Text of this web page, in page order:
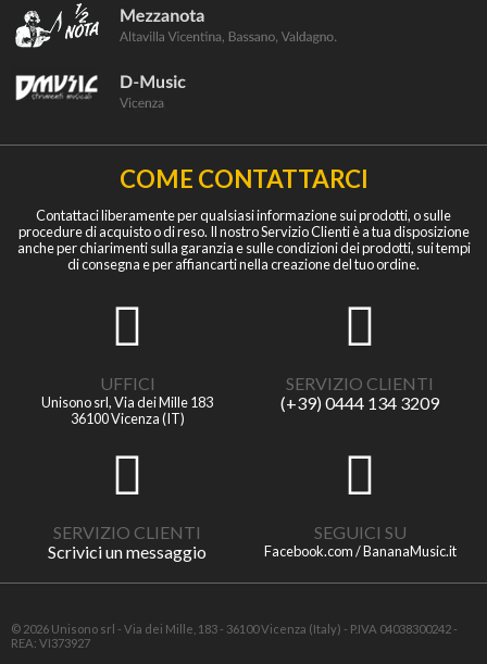
COME CONTATTARCI
Contattaci liberamente per qualsiasi informazione sui prodotti, o sulle
procedure di acquisto o di reso. Il nostro Servizio Clienti è a tua disposizione
anche per chiarimenti sulla garanzia e sulle condizioni dei prodotti, sui tempi
di consegna e per affiancarti nella creazione del tuo ordine.
UFFICI
Unisono srl, Via dei Mille 183
36100 Vicenza (IT)
SERVIZIO CLIENTI
(+39) 0444 134 3209
SERVIZIO CLIENTI
Scrivici un messaggio
SEGUICI SU
Facebook.com / BananaMusic.it
© 2026 Unisono srl - Via dei Mille, 183 - 36100 Vicenza (Italy) - P.IVA 04038300242 -
REA: VI373927